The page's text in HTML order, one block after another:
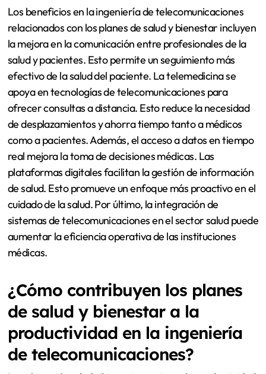
Los beneficios en la ingeniería de telecomunicaciones
relacionados con los planes de salud y bienestar incluyen
la mejora en la comunicación entre profesionales de la
salud y pacientes. Esto permite un seguimiento más
efectivo de la salud del paciente. La telemedicina se
apoya en tecnologías de telecomunicaciones para
ofrecer consultas a distancia. Esto reduce la necesidad
de desplazamientos y ahorra tiempo tanto a médicos
como a pacientes. Además, el acceso a datos en tiempo
real mejora la toma de decisiones médicas. Las
plataformas digitales facilitan la gestión de información
de salud. Esto promueve un enfoque más proactivo en el
cuidado de la salud. Por último, la integración de
sistemas de telecomunicaciones en el sector salud puede
aumentar la eficiencia operativa de las instituciones
médicas.
¿Cómo contribuyen los planes
de salud y bienestar a la
productividad en la ingeniería
de telecomunicaciones?